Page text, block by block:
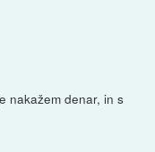
nakažem denar, in s